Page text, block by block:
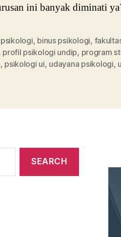
ini banyak diminati
, binus psikologi,
profil psikologi undip, program
, psikologi ui, udayana psikologi,